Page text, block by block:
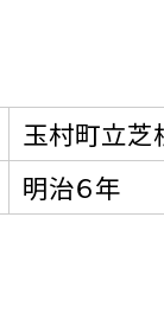
玉村町立芝
明治６年